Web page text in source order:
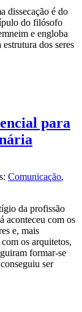
dissecação é do
do filósofo
e engloba
dos seres
para
Comunicação,
da profissão
aconteceu com os
e, mais
os arquitetos,
formar-se
ser